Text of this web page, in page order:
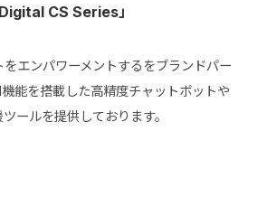
CS Series」
エンパワーメントするをブランドパー
能を搭載した高精度チャットボットや
ールを提供しております。